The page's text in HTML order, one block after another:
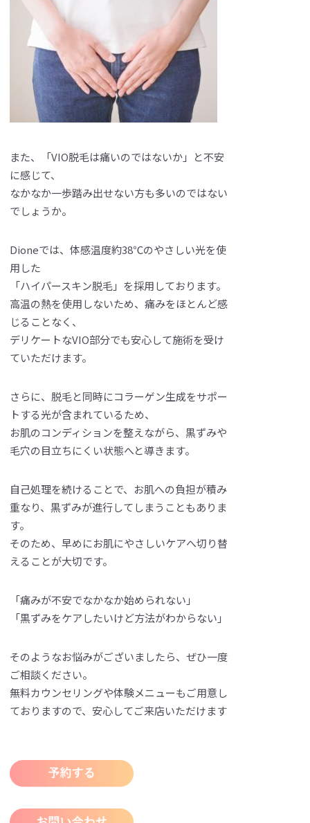
また、「VIO脱毛は痛いのではないか」と不安
に感じて、
なかなか一歩踏み出せない方も多いのではない
でしょうか。
Dioneでは、体感温度約38℃のやさしい光を使
用した
「ハイパースキン脱毛」を採用しております。
高温の熱を使用しないため、痛みをほとんど感
じることなく、
デリケートなVIO部分でも安心して施術を受け
ていただけます。
さらに、脱毛と同時にコラーゲン生成をサポー
トする光が含まれているため、
お肌のコンディションを整えながら、黒ずみや
毛穴の目立ちにくい状態へと導きます。
自己処理を続けることで、お肌への負担が積み
重なり、黒ずみが進行してしまうこともありま
す。
そのため、早めにお肌にやさしいケアへ切り替
えることが大切です。
「痛みが不安でなかなか始められない」
「黒ずみをケアしたいけど方法がわからない」
そのようなお悩みがございましたら、ぜひ一度
ご相談ください。
無料カウンセリングや体験メニューもご用意し
ておりますので、安心してご来店いただけます